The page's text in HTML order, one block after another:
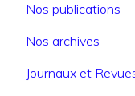
Nos publications
Nos archives
Journaux et